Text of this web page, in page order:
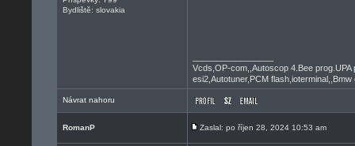
Bydliště: slovakia
Vcds,OP-com,,Autoscop 4.Bee
esi2,Autotuner,PCM
Návrat nahoru
RomanP Zaslal: po říjen 28, 2024 10:53 am